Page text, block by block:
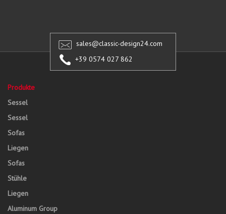
sales@classic-design24.com
+39 0574 027 862
Produkte
Sessel
Sessel
Sofas
Liegen
Sofas
Stühle
Liegen
Aluminum Group